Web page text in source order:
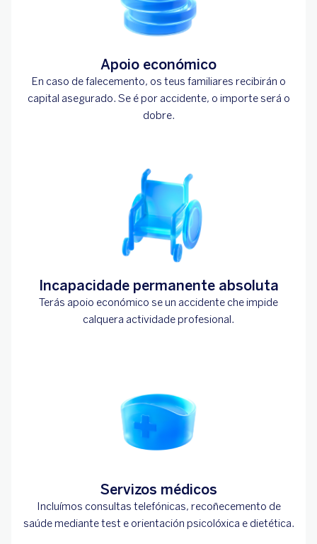
Apoio económico
En caso de falecemento, os teus familiares recibirán o
capital asegurado. Se é por accidente, o importe será o
dobre.
Incapacidade permanente absoluta
Terás apoio económico se un accidente che impide
calquera actividade profesional.
Servizos médicos
Incluímos consultas telefónicas, recoñecemento de
saúde mediante test e orientación psicolóxica e dietética.